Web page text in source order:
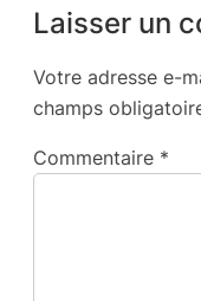
Laisser un
Votre adresse e-
champs
Commentaire *